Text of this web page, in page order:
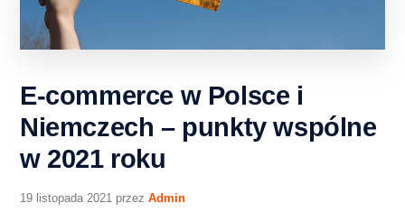
E-commerce w Polsce i
Niemczech – punkty wspólne
w 2021 roku
19 listopada 2021 przez Admin